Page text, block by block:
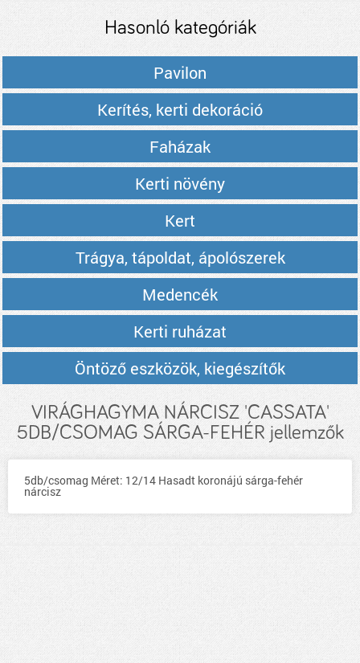
Hasonló kategóriák
Pavilon
Kerítés, kerti dekoráció
Faházak
Kerti növény
Kert
Trágya, tápoldat, ápolószerek
Medencék
Kerti ruházat
Öntöző eszközök, kiegészítők
VIRÁGHAGYMA NÁRCISZ 'CASSATA'
5DB/CSOMAG SÁRGA-FEHÉR jellemzők
5db/csomag Méret: 12/14 Hasadt koronájú sárga-fehér
nárcisz